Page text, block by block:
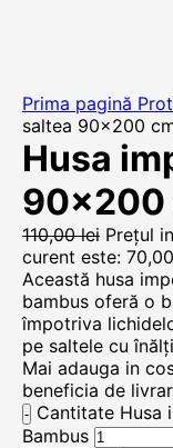
Prima pagină
saltea 90×200
Husa
90×200
110,00lei Prețul
curent este:
Această husa
bambus oferă o
împotriva
pe saltele cu
Mai adauga in
beneficia de
Cantitate Husa
Bambus